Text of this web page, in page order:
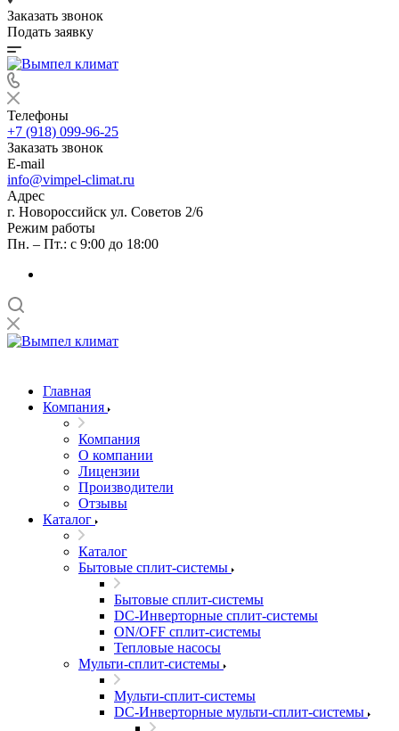
Заказать звонок
Подать заявку
Телефоны
+7 (918) 099-96-25
Заказать звонок
E-mail
info@vimpel-climat.ru
Адрес
г. Новороссийск ул. Советов 2/6
Режим работы
Пн. – Пт.: с 9:00 до 18:00
Главная
Компания
Компания
О компании
Лицензии
Производители
Отзывы
Каталог
Каталог
Бытовые сплит-системы
Бытовые сплит-системы
DC-Инверторные сплит-системы
ON/OFF сплит-системы
Тепловые насосы
Мульти-сплит-системы
Мульти-сплит-системы
DC-Инверторные мульти-сплит-системы